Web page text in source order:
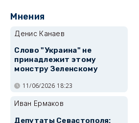
Мнения
Денис Канаев
Слово "Украина" не
принадлежит этому
монстру Зеленскому
11/06/2026 18:23
Иван Ермаков
Депутаты Севастополя: